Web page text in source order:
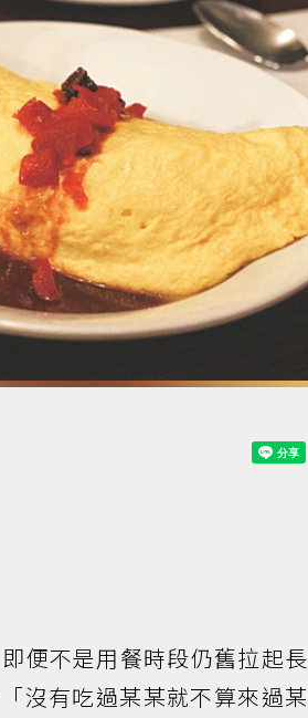
便不是用餐時段仍舊拉起長
沒有吃過某某就不算來過某